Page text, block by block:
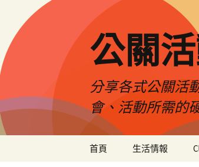
公關
分享各式公關活
會、活動所需的
首頁 生活情報